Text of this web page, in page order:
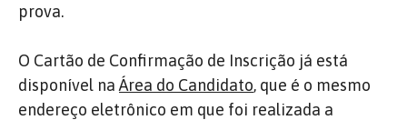
prova.
O Cartão de Confirmação de Inscrição já está
disponível na Área do Candidato, que é o mesmo
endereço eletrônico em que foi realizada a